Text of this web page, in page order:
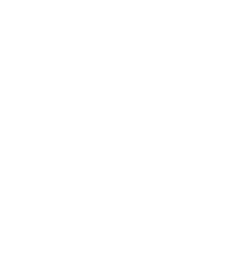
Découvrez La